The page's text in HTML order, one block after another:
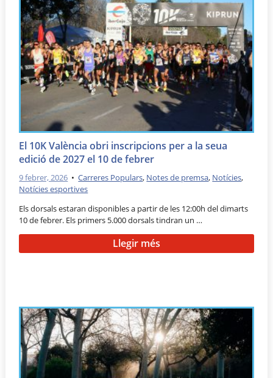
El 10K València obri inscripcions per a la seua
edició de 2027 el 10 de febrer
9 febrer, 2026 •Carreres Populars, Notes de premsa, Notícies,
Notícies esportives
Els dorsals estaran disponibles a partir de les 12:00h del dimarts
10 de febrer. Els primers 5.000 dorsals tindran un …
Llegir més